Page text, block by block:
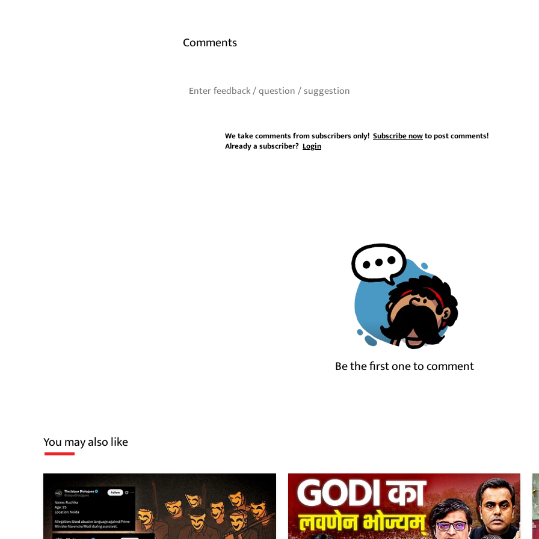
Comments
We take comments from subscribers only! Subscribe nowto post comments!
Already a subscriber? Login
Be the first one to comment
You may also like